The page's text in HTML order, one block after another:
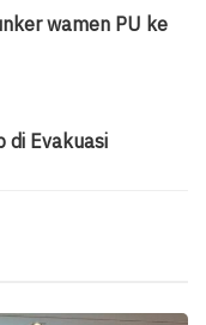
wamen PU ke
di Evakuasi